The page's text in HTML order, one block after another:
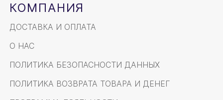
КОМПАНИЯ
ДОСТАВКА И ОПЛАТА
О НАС
ПОЛИТИКА БЕЗОПАСНОСТИ ДАННЫХ
ПОЛИТИКА ВОЗВРАТА ТОВАРА И ДЕНЕГ